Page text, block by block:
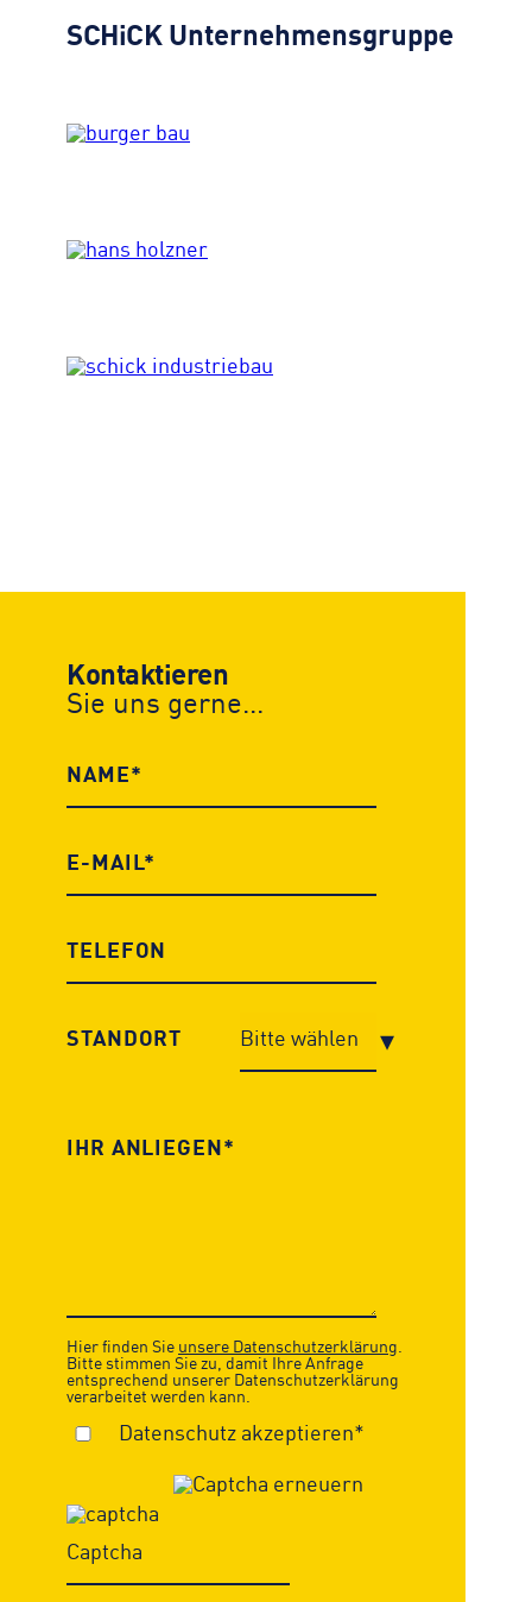
SCHiCKUnternehmensgruppe
Kontaktieren
Sie uns gerne...
STANDORT
Hier finden Sie unsere Datenschutzerklärung.
Bitte stimmen Sie zu, damit Ihre Anfrage
entsprechend unserer Datenschutzerklärung
verarbeitet werden kann.
Datenschutz akzeptieren